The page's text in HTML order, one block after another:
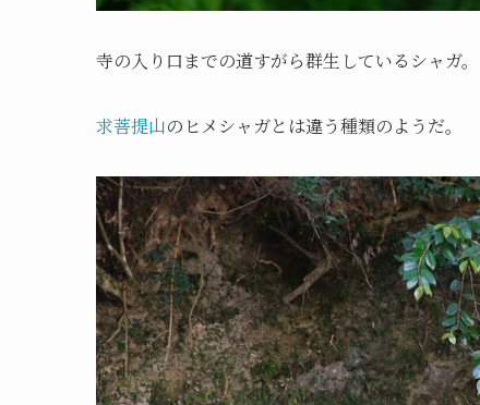
寺の入り口までの道すがら群生しているシャガ。
求菩提山のヒメシャガとは違う種類のようだ。